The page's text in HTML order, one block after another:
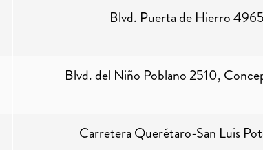
Blvd. Puerta de Hierro
Blvd. del Niño Poblano 2510,
Carretera Querétaro-San Luis